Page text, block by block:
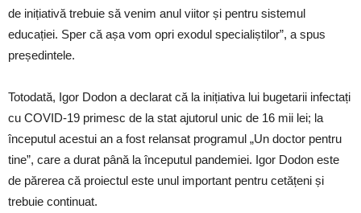
de inițiativă trebuie să venim anul viitor și pentru sistemul
educației. Sper că așa vom opri exodul specialiștilor”, a spus
președintele.
Totodată, Igor Dodon a declarat că la inițiativa lui bugetarii infectați
cu COVID-19 primesc de la stat ajutorul unic de 16 mii lei; la
începutul acestui an a fost relansat programul „Un doctor pentru
tine”, care a durat până la începutul pandemiei. Igor Dodon este
de părerea că proiectul este unul important pentru cetățeni și
trebuie continuat.